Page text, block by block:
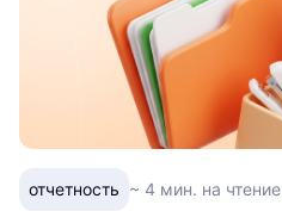
отчетность ~ 4 мин. на чтение